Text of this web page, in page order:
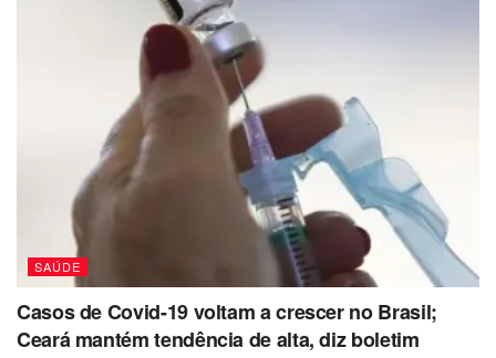
SAÚDE
Casos de Covid-19 voltam a crescer no Brasil;
Ceará mantém tendência de alta, diz boletim